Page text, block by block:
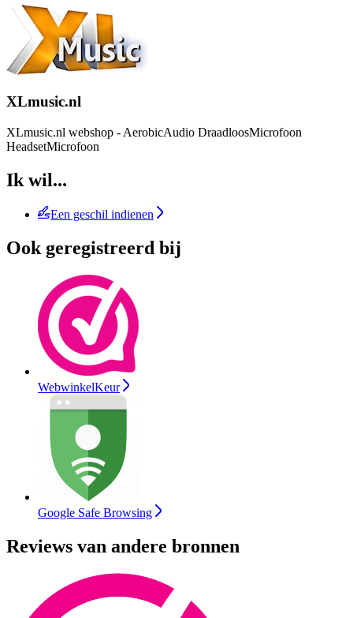
XLmusic.nl
XLmusic.nl webshop - AerobicAudio DraadloosMicrofoon
HeadsetMicrofoon
Ik wil...
Een geschil indienen
Ook geregistreerd bij
WebwinkelKeur
Google Safe Browsing
Reviews van andere bronnen